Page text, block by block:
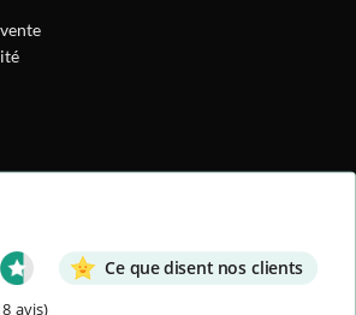
Ce que disent nos clients
avis)